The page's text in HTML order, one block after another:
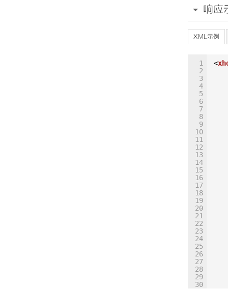
34
35
36
37
41
42
43
44
45
46
47
48
前
\",
\",
响应
XML示例
1
2
3
4
5
6
7
8
9
10
11
12
13
14
15
16
17
18
19
20
21
22
23
24
25
26
27
28
29
30
<